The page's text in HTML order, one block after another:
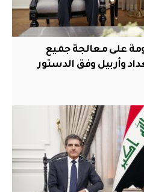
على معالجة جميع
وأربيل وفق الدستور